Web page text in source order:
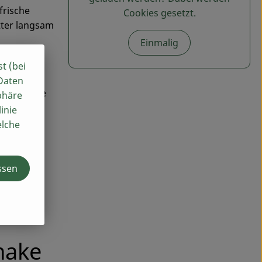
langsam
im
viele
Cookies gesetzt.
Einmalig
(bei